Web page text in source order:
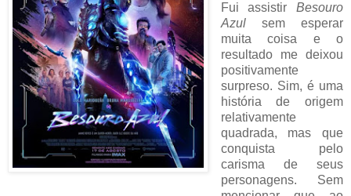
Fui assistir Besouro
Azulsem esperar
muita coisa e o
resultado me deixou
positivamente
surpreso. Sim, é uma
história de origem
relativamente
quadrada, mas que
conquista pelo
carisma de seus
personagens. Sem